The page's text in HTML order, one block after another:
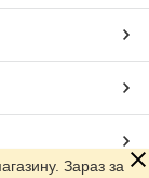
Зараз за